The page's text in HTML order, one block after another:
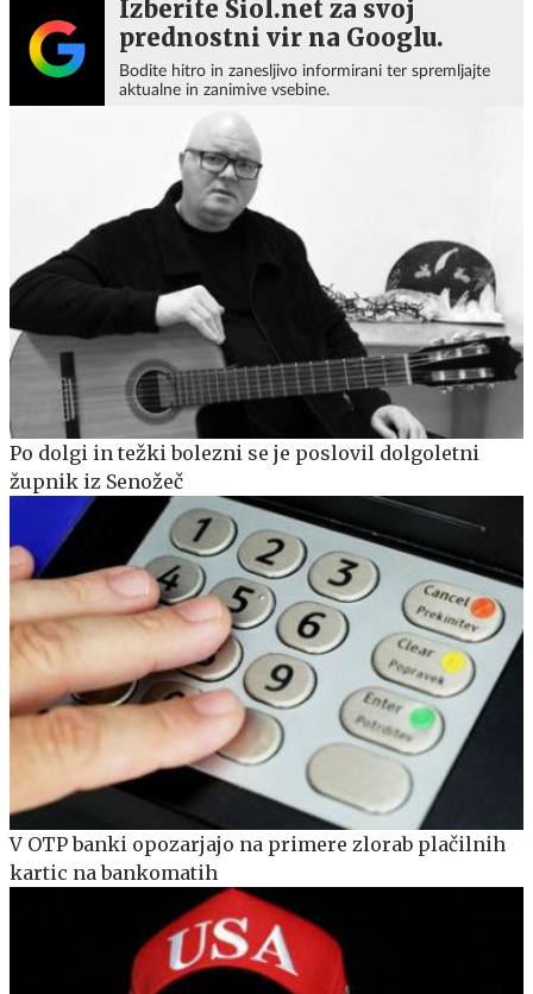
Izberite Siol.net za svoj
prednostni vir na Googlu.
Bodite hitro in zanesljivo informirani ter spremljajte
aktualne in zanimive vsebine.
Po dolgi in težki bolezni se je poslovil dolgoletni
župnik iz Senožeč
V OTP banki opozarjajo na primere zlorab plačilnih
kartic na bankomatih